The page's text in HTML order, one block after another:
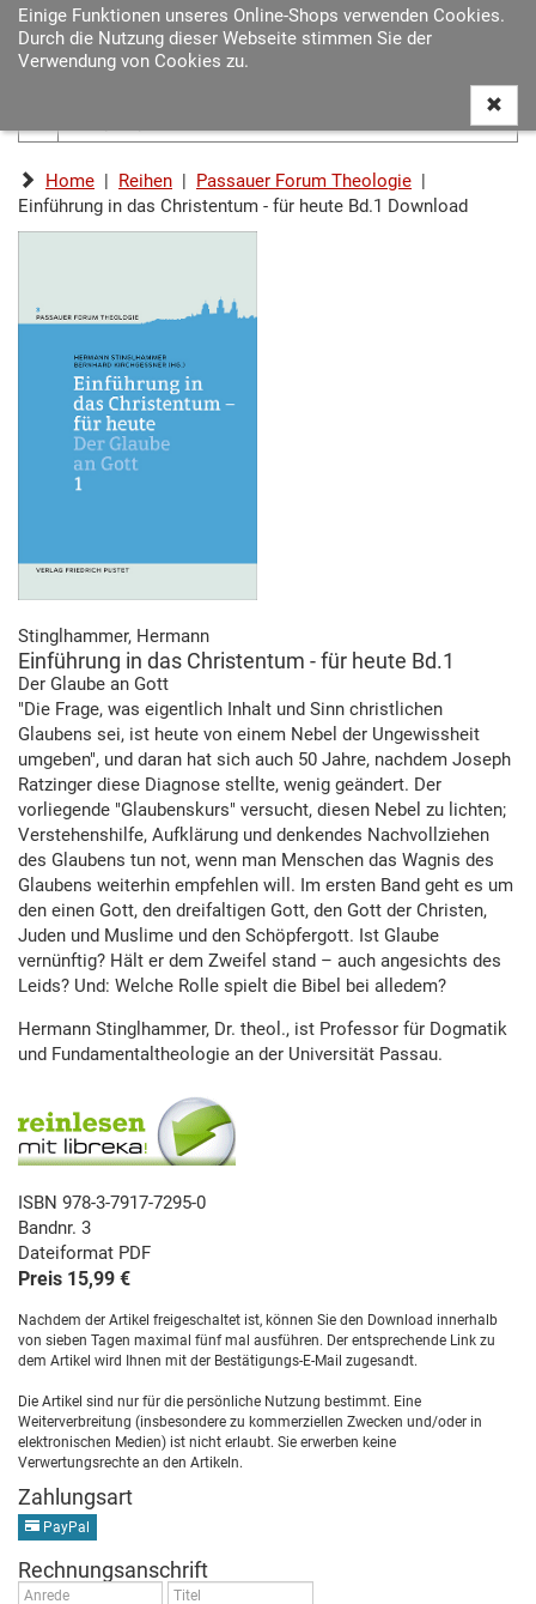
Einige Funktionen unseres Online-Shops verwenden Cookies.
Durch die Nutzung dieser Webseite stimmen Sie der
Verwendung von Cookies zu.
Home | Reihen | Passauer Forum Theologie |
Einführung in das Christentum - für heute Bd.1 Download
Stinglhammer, Hermann
Einführung in das Christentum - für heute Bd.1
Der Glaube an Gott
"Die Frage, was eigentlich Inhalt und Sinn christlichen
Glaubens sei, ist heute von einem Nebel der Ungewissheit
umgeben", und daran hat sich auch 50 Jahre, nachdem Joseph
Ratzinger diese Diagnose stellte, wenig geändert. Der
vorliegende "Glaubenskurs" versucht, diesen Nebel zu lichten;
Verstehenshilfe, Aufklärung und denkendes Nachvollziehen
des Glaubens tun not, wenn man Menschen das Wagnis des
Glaubens weiterhin empfehlen will. Im ersten Band geht es um
den einen Gott, den dreifaltigen Gott, den Gott der Christen,
Juden und Muslime und den Schöpfergott. Ist Glaube
vernünftig? Hält er dem Zweifel stand – auch angesichts des
Leids? Und: Welche Rolle spielt die Bibel bei alledem?
Hermann Stinglhammer, Dr. theol., ist Professor für Dogmatik
und Fundamentaltheologie an der Universität Passau.
ISBN 978-3-7917-7295-0
Bandnr. 3
Dateiformat PDF
Preis 15,99 €
Nachdem der Artikel freigeschaltet ist, können Sie den Download innerhalb
von sieben Tagen maximal fünf mal ausführen. Der entsprechende Link zu
dem Artikel wird Ihnen mit der Bestätigungs-E-Mail zugesandt.
Die Artikel sind nur für die persönliche Nutzung bestimmt. Eine
Weiterverbreitung (insbesondere zu kommerziellen Zwecken und/oder in
elektronischen Medien) ist nicht erlaubt. Sie erwerben keine
Verwertungsrechte an den Artikeln.
Zahlungsart
PayPal
Rechnungsanschrift